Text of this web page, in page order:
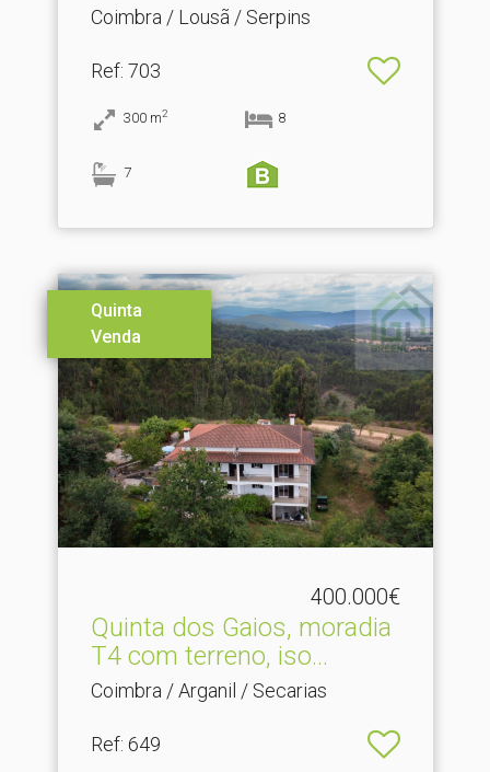
Coimbra / Lousã / Serpins
Ref: 703
300 m2 8
7
Quinta
Venda
400.000€
Quinta dos Gaios, moradia
T4 com terreno, iso.​..
Coimbra / Arganil / Secarias
Ref: 649